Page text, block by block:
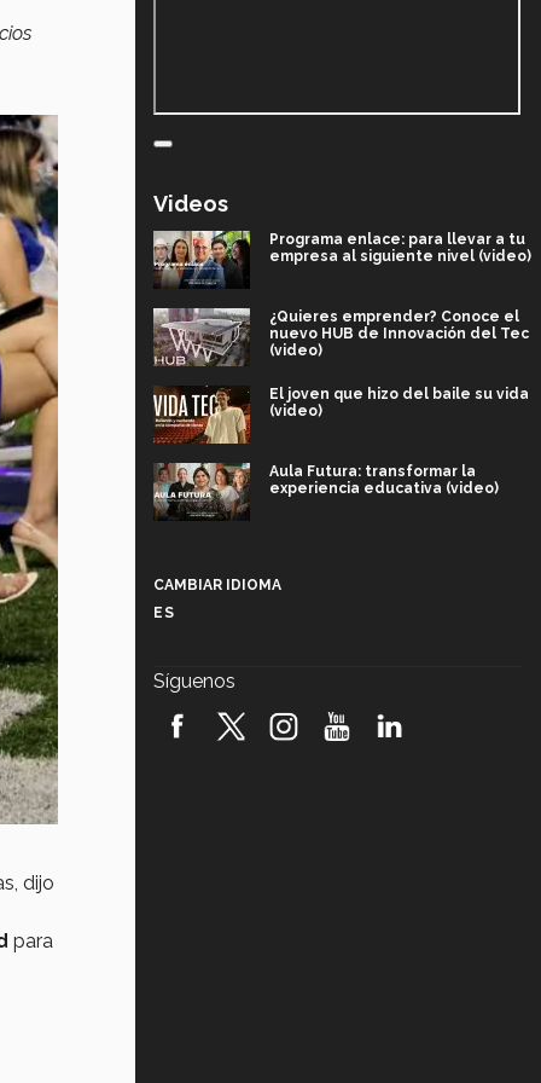
dijo
para
Videos
Programa enlace: para llevar a tu
empresa al siguiente nivel (video)
¿Quieres emprender? Conoce el
nuevo HUB de Innovación del Tec
(video)
El joven que hizo del baile su vida
(video)
Aula Futura: transformar la
experiencia educativa (video)
robótica FIRST 2026! (video)
CAMBIAR IDIOMA
ES
Síguenos